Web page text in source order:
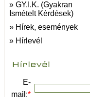
» GY.I.K. (Gyakran
Ismételt Kérdések)
» Hírek, események
» Hírlevél
E-
mail:*